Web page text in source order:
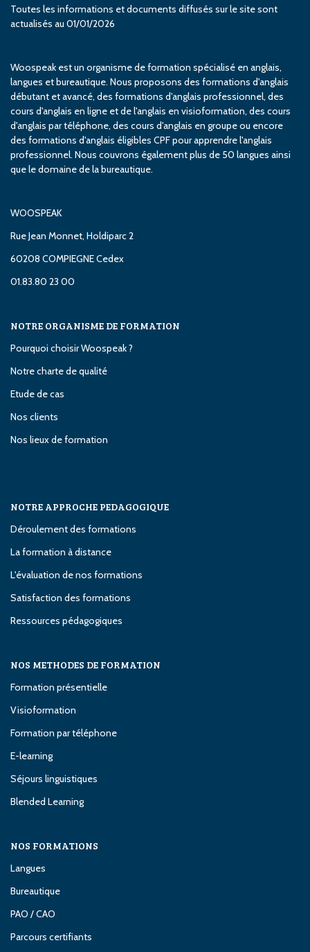
Toutes les informations et documents diffusés sur le site sont
actualisés au 01/01/2026
Woospeak est un organisme de formation spécialisé en anglais,
langues et bureautique. Nous proposons des formations d'anglais
débutant et avancé, des formations d'anglais professionnel, des
cours d'anglais en ligne et de l'anglais en visioformation, des cours
d'anglais par téléphone, des cours d'anglais en groupe ou encore
des formations d'anglais éligibles CPF pour apprendre l'anglais
professionnel. Nous couvrons également plus de 50 langues ainsi
que le domaine de la bureautique.
WOOSPEAK
Rue Jean Monnet, Holdiparc 2
60208 COMPIEGNE Cedex
01.83.80 23 00
NOTRE ORGANISME DE FORMATION
Pourquoi choisir Woospeak ?
Notre charte de qualité
Etude de cas
Nos clients
Nos lieux de formation
NOTRE APPROCHE PEDAGOGIQUE
Déroulement des formations
La formation à distance
L'évaluation de nos formations
Satisfaction des formations
Ressources pédagogiques
NOS METHODES DE FORMATION
Formation présentielle
Visioformation
Formation par téléphone
E-learning
Séjours linguistiques
Blended Learning
NOS FORMATIONS
Langues
Bureautique
PAO / CAO
Parcours certifiants